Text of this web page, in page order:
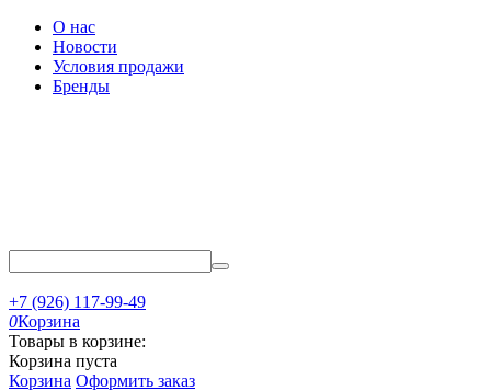
О нас
Новости
Условия продажи
Бренды
+7 (926) 117-99-49
0Корзина
Товары в корзине:
Корзина пуста
Корзина Оформить заказ